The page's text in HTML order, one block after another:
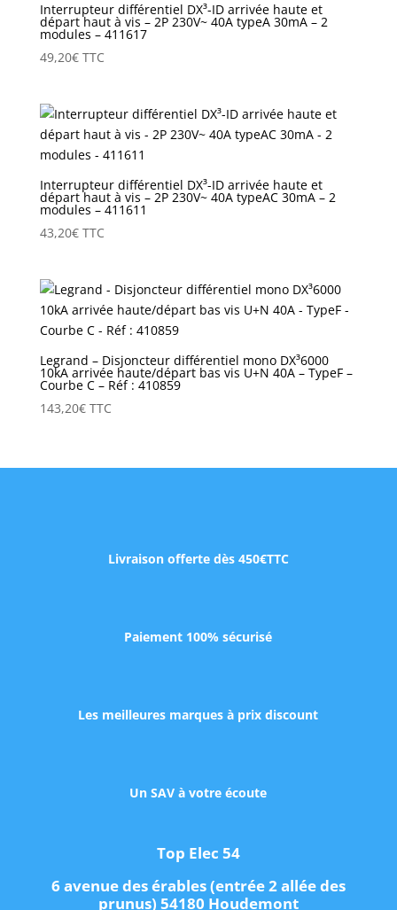
Interrupteur différentiel DX³-ID arrivée haute et
départ haut à vis – 2P 230V~ 40A typeA 30mA – 2
modules – 411617
49,20€ TTC
Interrupteur différentiel DX³-ID arrivée haute et
départ haut à vis – 2P 230V~ 40A typeAC 30mA – 2
modules – 411611
43,20€ TTC
Legrand – Disjoncteur différentiel mono DX³6000
10kA arrivée haute/départ bas vis U+N 40A – TypeF –
Courbe C – Réf : 410859
143,20€ TTC
Livraison offerte dès 450€TTC
Paiement 100% sécurisé
Les meilleures marques à prix discount
Un SAV à votre écoute
Top Elec 54
6 avenue des érables (entrée 2 allée des
prunus) 54180 Houdemont